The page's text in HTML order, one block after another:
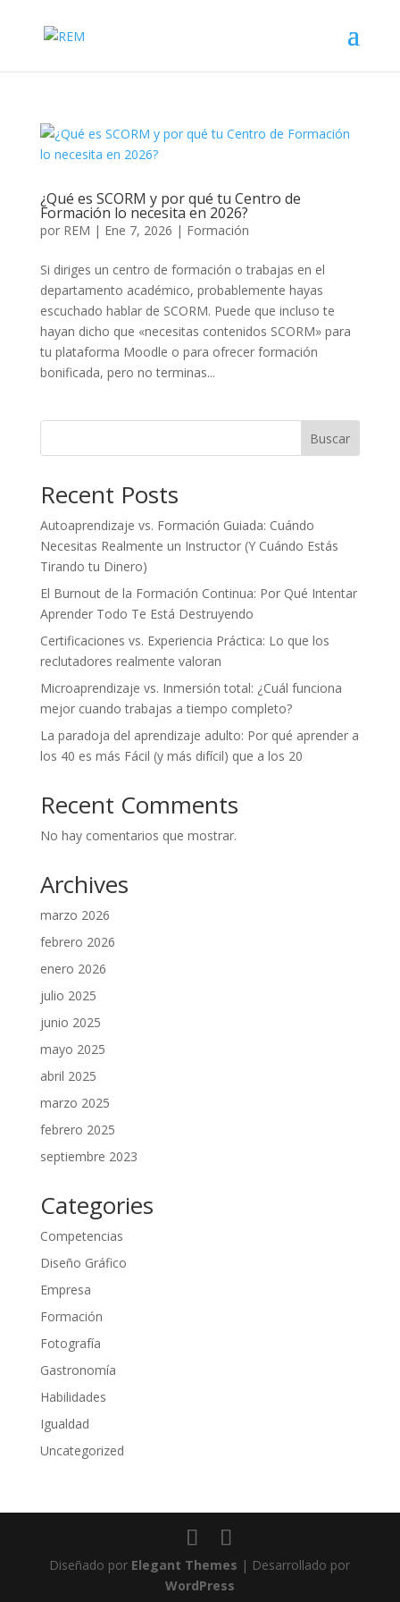
¿Qué es SCORM y por qué tu Centro de
Formación lo necesita en 2026?
por REM | Ene 7, 2026 | Formación
Si diriges un centro de formación o trabajas en el
departamento académico, probablemente hayas
escuchado hablar de SCORM. Puede que incluso te
hayan dicho que «necesitas contenidos SCORM» para
tu plataforma Moodle o para ofrecer formación
bonificada, pero no terminas...
Buscar
Recent Posts
Autoaprendizaje vs. Formación Guiada: Cuándo
Necesitas Realmente un Instructor (Y Cuándo Estás
Tirando tu Dinero)
El Burnout de la Formación Continua: Por Qué Intentar
Aprender Todo Te Está Destruyendo
Certificaciones vs. Experiencia Práctica: Lo que los
reclutadores realmente valoran
Microaprendizaje vs. Inmersión total: ¿Cuál funciona
mejor cuando trabajas a tiempo completo?
La paradoja del aprendizaje adulto: Por qué aprender a
los 40 es más Fácil (y más difícil) que a los 20
Recent Comments
No hay comentarios que mostrar.
Archives
marzo 2026
febrero 2026
enero 2026
julio 2025
junio 2025
mayo 2025
abril 2025
marzo 2025
febrero 2025
septiembre 2023
Categories
Competencias
Diseño Gráfico
Empresa
Formación
Fotografía
Gastronomía
Habilidades
Igualdad
Uncategorized
Diseñado por Elegant Themes | Desarrollado por
WordPress